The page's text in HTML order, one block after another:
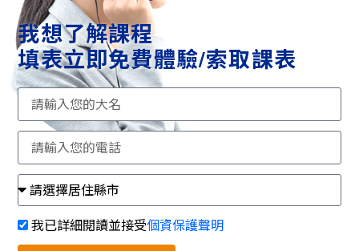
我想了解課程
填表立即免費體驗/索取課表
我已詳細閱讀並接受個資保護聲明